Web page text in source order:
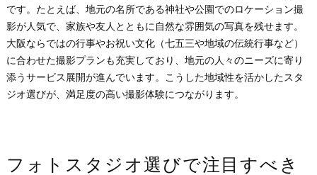
です。たとえば、地元の名所である神社や公園でのロケーション撮
影が人気で、家族や友人とともに自然な雰囲気の写真を残せます。
大阪ならではの行事やお祝い文化（七五三や地域の伝統行事など）
に合わせた撮影プランも充実しており、地元の人々のニーズに寄り
添うサービス展開が進んでいます。こうした地域性を活かしたスタ
ジオ選びが、満足度の高い撮影体験につながります。
フォトスタジオ選びで注目すべき